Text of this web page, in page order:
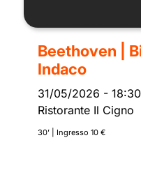
Beethoven |
Indaco
31/05/2026 - 18:30
Ristorante Il Cigno
30’ | Ingresso 10 €